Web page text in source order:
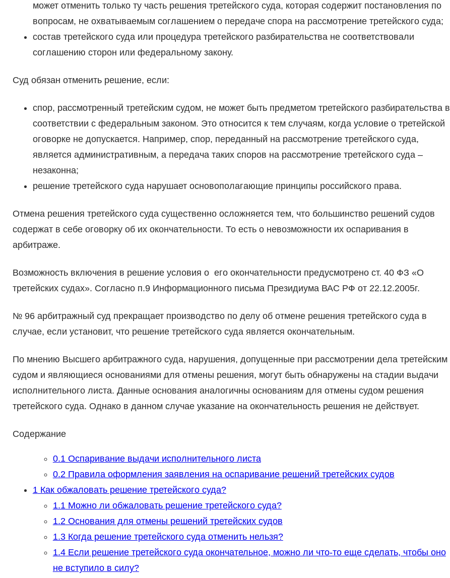
может отменить только ту часть решения третейского суда, которая содержит постановления по
вопросам, не охватываемым соглашением о передаче спора на рассмотрение третейского суда;
состав третейского суда или процедура третейского разбирательства не соответствовали
соглашению сторон или федеральному закону.
Суд обязан отменить решение, если:
спор, рассмотренный третейским судом, не может быть предметом третейского разбирательства в
соответствии с федеральным законом. Это относится к тем случаям, когда условие о третейской
оговорке не допускается. Например, спор, переданный на рассмотрение третейского суда,
является административным, а передача таких споров на рассмотрение третейского суда –
незаконна;
решение третейского суда нарушает основополагающие принципы российского права.
Отмена решения третейского суда существенно осложняется тем, что большинство решений судов
содержат в себе оговорку об их окончательности. То есть о невозможности их оспаривания в
арбитраже.
Возможность включения в решение условия о его окончательности предусмотрено ст. 40 ФЗ «О
третейских судах». Согласно п.9 Информационного письма Президиума ВАС РФ от 22.12.2005г.
№ 96 арбитражный суд прекращает производство по делу об отмене решения третейского суда в
случае, если установит, что решение третейского суда является окончательным.
По мнению Высшего арбитражного суда, нарушения, допущенные при рассмотрении дела третейским
судом и являющиеся основаниями для отмены решения, могут быть обнаружены на стадии выдачи
исполнительного листа. Данные основания аналогичны основаниям для отмены судом решения
третейского суда. Однако в данном случае указание на окончательность решения не действует.
Содержание
0.1Оспаривание выдачи исполнительного листа
0.2Правила оформления заявления на оспаривание решений третейских судов
1Как обжаловать решение третейского суда?
1.1Можно ли обжаловать решение третейского суда?
1.2Основания для отмены решений третейских судов
1.3Когда решение третейского суда отменить нельзя?
1.4Если решение третейского суда окончательное, можно ли что-то еще сделать, чтобы оно
не вступило в силу?